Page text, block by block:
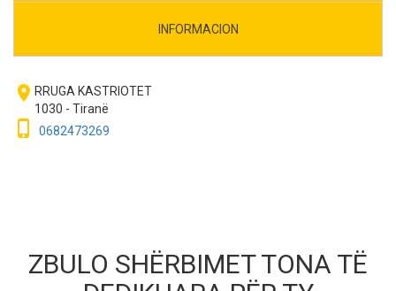
INFORMACION
room RRUGA KASTRIOTET
1030 - Tiranë
phone_iphone 0682473269
ZBULO SHËRBIMET TONA TË